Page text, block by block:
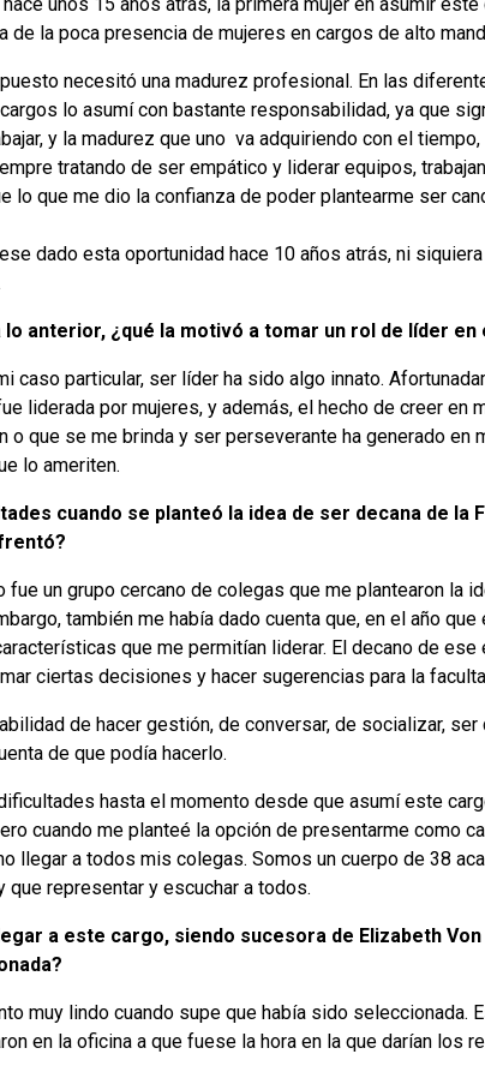
de la poca presencia de mujeres en cargos de alto
necesitó una madurez profesional. En las
lo asumí con bastante responsabilidad, ya que
y la madurez que uno va adquiriendo con el
tratando de ser empático y liderar equipos,
lo que me dio la confianza de poder plantearme ser
dado esta oportunidad hace 10 años atrás, ni
lo anterior, ¿qué la motivó a tomar un rol de líder en
caso particular, ser líder ha sido algo innato.
liderada por mujeres, y además, el hecho de creer en
o que se me brinda y ser perseverante ha generado en
lo ameriten.
cuando se planteó la idea de ser decana de la
fue un grupo cercano de colegas que me plantearon la
también me había dado cuenta que, en el año
que me permitían liderar. El decano de
ciertas decisiones y hacer sugerencias para la
de hacer gestión, de conversar, de socializar,
de que podía hacerlo.
hasta el momento desde que asumí este
cuando me planteé la opción de presentarme como
llegar a todos mis colegas. Somos un cuerpo de 38
que representar y escuchar a todos.
a este cargo, siendo sucesora de Elizabeth
muy lindo cuando supe que había sido seleccionada.
en la oficina a que fuese la hora en la que darían los